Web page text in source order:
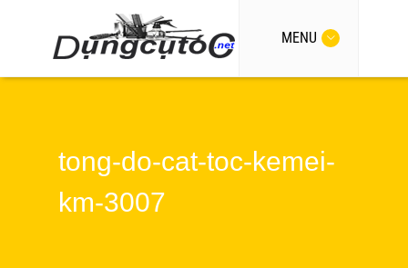
MENU
tong-do-cat-toc-kemei-
km-3007